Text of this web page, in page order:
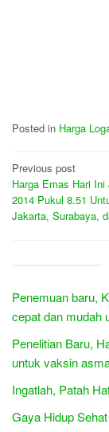
Posted in Harga
Post
Previous post
Harga Emas Hari
2014 Pukul 8.51
Jakarta, Surabaya,
Penemuan baru,
cepat dan mudah
Penelitian Baru,
untuk vaksin
Ingatlah, Patah
Gaya Hidup